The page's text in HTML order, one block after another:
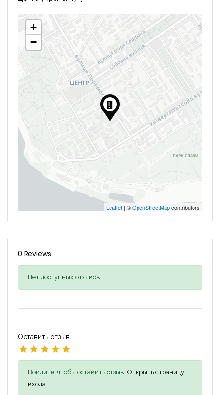
+
−
Leaflet | ©OpenStreetMapcontributors
0 Reviews
Нет доступных отзывов
Оставить отзыв
Войдите, чтобы оставить отзыв, Открыть страницу
входа